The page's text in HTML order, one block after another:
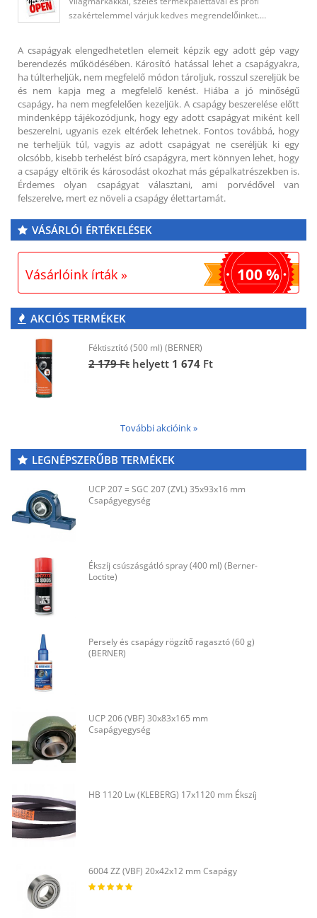
szakértelemmel várjuk kedves megrendelőinket.…
A csapágyak elengedhetetlen elemeit képzik egy adott gép vagy
berendezés működésében. Károsító hatással lehet a csapágyakra,
ha túlterheljük, nem megfelelő módon tároljuk, rosszul szereljük be
és nem kapja meg a megfelelő kenést. Hiába a jó minőségű
csapágy, ha nem megfelelően kezeljük. A csapágy beszerelése előtt
mindenképp tájékozódjunk, hogy egy adott csapágyat miként kell
beszerelni, ugyanis ezek eltérőek lehetnek. Fontos továbbá, hogy
ne terheljük túl, vagyis az adott csapágyat ne cseréljük ki egy
olcsóbb, kisebb terhelést bíró csapágyra, mert könnyen lehet, hogy
a csapágy eltörik és károsodást okozhat más gépalkatrészekben is.
Érdemes olyan csapágyat választani, ami porvédővel van
felszerelve, mert ez növeli a csapágy élettartamát.
VÁSÁRLÓI ÉRTÉKELÉSEK
Vásárlóink írták » 100 %
AKCIÓS TERMÉKEK
Féktisztító (500 ml) (BERNER)
2 179 Ft helyett 1 674 Ft
További akcióink »
LEGNÉPSZERŰBB TERMÉKEK
UCP 207 = SGC 207 (ZVL) 35x93x16 mm
Csapágyegység
Ékszíj csúszásgátló spray (400 ml) (Berner-
Loctite)
Persely és csapágy rögzítő ragasztó (60 g)
(BERNER)
UCP 206 (VBF) 30x83x165 mm
Csapágyegység
HB 1120 Lw (KLEBERG) 17x1120 mm Ékszíj
6004 ZZ (VBF) 20x42x12 mm Csapágy